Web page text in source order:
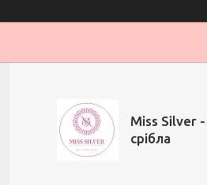
Miss Silver -
срібла